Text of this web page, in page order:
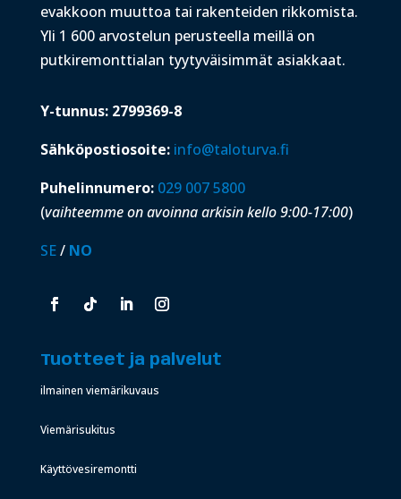
evakkoon muuttoa tai rakenteiden rikkomista.
Yli 1 600 arvostelun perusteella meillä on
putkiremonttialan tyytyväisimmät asiakkaat.
Y-tunnus: 2799369-8
Sähköpostiosoite: info@taloturva.fi
Puhelinnumero: 029 007 5800
(vaihteemme on avoinna arkisin kello 9:00-17:00)
SE/ NO
Tuotteet ja palvelut
ilmainen viemärikuvaus
Viemärisukitus
Käyttövesiremontti